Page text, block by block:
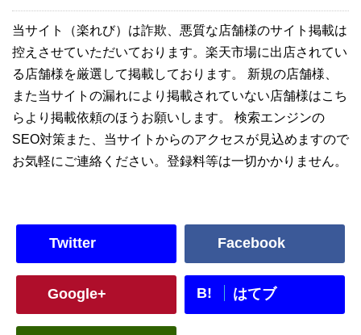
当サイト（楽れび）は詐欺、悪質な店舗様のサイト掲載は
控えさせていただいております。楽天市場に出店されてい
る店舗様を厳選して掲載しております。 新規の店舗様、
また当サイトの漏れにより掲載されていない店舗様はこち
らより掲載依頼のほうお願いします。 検索エンジンの
SEO対策また、当サイトからのアクセスが見込めますので
お気軽にご連絡ください。登録料等は一切かかりません。
Twitter Facebook
Google+ B! はてブ